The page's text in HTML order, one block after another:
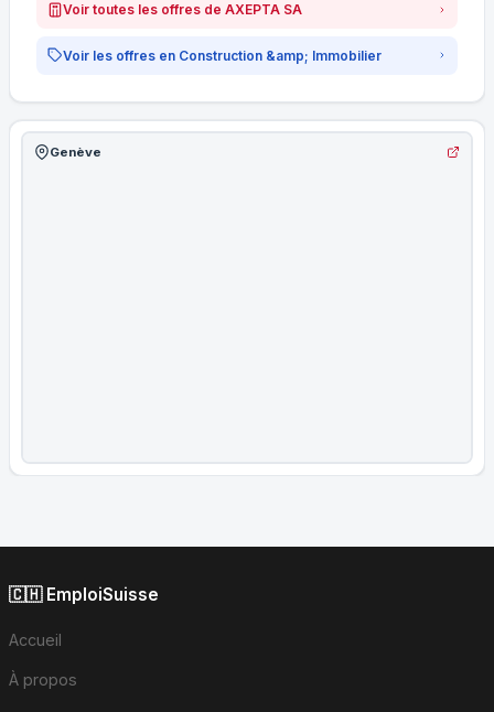
Voir toutes les offres de AXEPTA SA
Voir les offres en Construction &amp; Immobilier
Genève
🇨🇭 EmploiSuisse
Accueil
À propos